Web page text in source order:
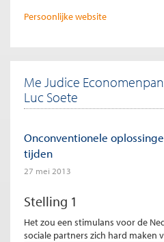
Persoonlijke website
Me Judice
Luc Soete
Onconventionele
tijden
27 mei 2013
Stelling 1
Het zou een stimulans voor de
sociale partners zich hard maken